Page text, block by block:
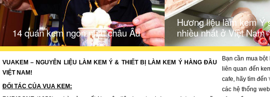
14 quán kem ngon nhất châu Âu
Hương liệu làm kem Ý
nhiều nhất ở Việt Nam
VUAKEM – NGUYÊN LIỆU LÀM KEM Ý & THIẾT BỊ LÀM KEM Ý HÀNG ĐẦU
VIỆT NAM!
ĐỐI TÁC CỦA VUA KEM:
Bạn cần mua
liên quan đến
cafe, hãy tìm đến
các hệ thống